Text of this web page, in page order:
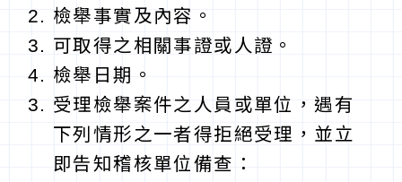
檢舉事實及內容。
可取得之相關事證或人證。
檢舉日期。
受理檢舉案件之人員或單位，遇有
下列情形之一者得拒絕受理，並立
即告知稽核單位備查：